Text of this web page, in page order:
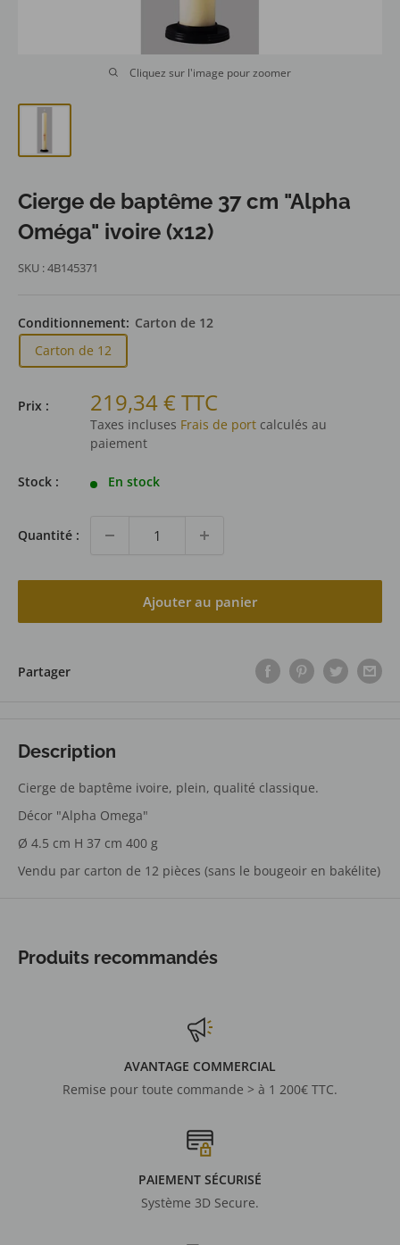
Cliquez sur l'image pour zoomer
Cierge de baptême 37 cm "Alpha
Oméga" ivoire (x12)
SKU :4B145371
Conditionnement: Carton de 12
Carton de 12
Prix : Prix
réduit
219,34 € TTC
Taxes incluses Frais de port calculés au
paiement
Stock : En stock
Quantité :
Ajouter au panier
Partager
Description
Cierge de baptême ivoire, plein, qualité classique.
Décor "Alpha Omega"
Ø 4.5 cm H 37 cm 400 g
Vendu par carton de 12 pièces (sans le bougeoir en bakélite)
Produits recommandés
AVANTAGE COMMERCIAL
Remise pour toute commande > à 1 200€ TTC.
PAIEMENT SÉCURISÉ
Système 3D Secure.